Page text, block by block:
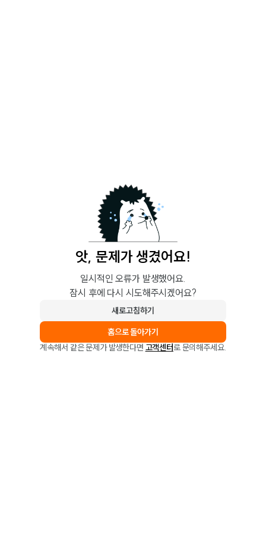
앗, 문제가 생겼어요!
일시적인 오류가 발생했어요.
잠시 후에 다시 시도해주시겠어요?
새로고침하기
홈으로 돌아가기
계속해서 같은 문제가 발생한다면 고객센터로 문의해주세요.